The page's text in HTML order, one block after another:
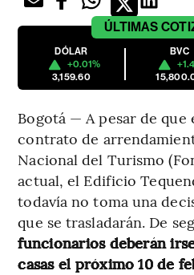
ÚLTIMAS
DÓLAR
+0.01%
3,159.60
BVC
Bogotá — A pesar de que
contrato de
Nacional del Turismo
actual, el Edificio
todavía no toma una
que se trasladarán. De
funcionarios deberán
casas el próximo 10 de